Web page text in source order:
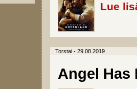
Lue
Torstai - 29.08.2019
Angel Has